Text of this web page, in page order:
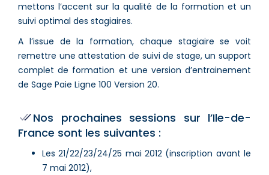
mettons l’accent sur la qualité de la formation et un
suivi optimal des stagiaires.
A l’issue de la formation, chaque stagiaire se voit
remettre une attestation de suivi de stage, un support
complet de formation et une version d’entrainement
de Sage Paie Ligne 100 Version 20.
Nos prochaines sessions sur l’Ile-de-
France sont les suivantes :
Les 21/22/23/24/25 mai 2012 (inscription avant le
7 mai 2012),